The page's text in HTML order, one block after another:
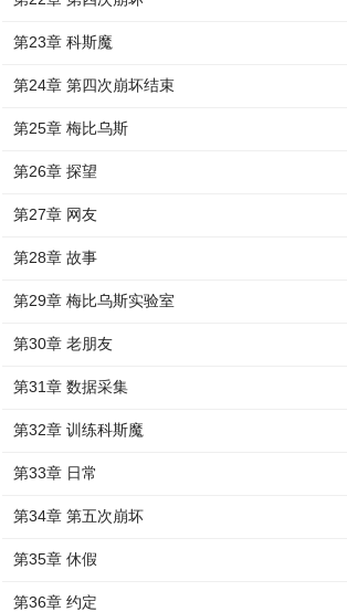
第23章 科斯魔
第24章 第四次崩坏结束
第25章 梅比乌斯
第26章 探望
第27章 网友
第28章 故事
第29章 梅比乌斯实验室
第30章 老朋友
第31章 数据采集
第32章 训练科斯魔
第33章 日常
第34章 第五次崩坏
第35章 休假
第36章 约定